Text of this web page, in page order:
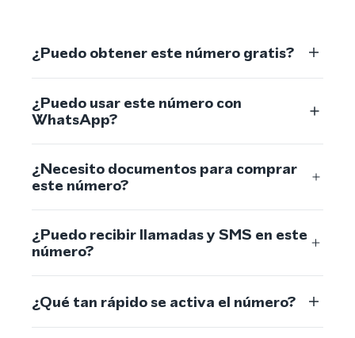
¿Puedo obtener este número gratis?
¿Puedo usar este número con
WhatsApp?
¿Necesito documentos para comprar
este número?
¿Puedo recibir llamadas y SMS en este
número?
¿Qué tan rápido se activa el número?